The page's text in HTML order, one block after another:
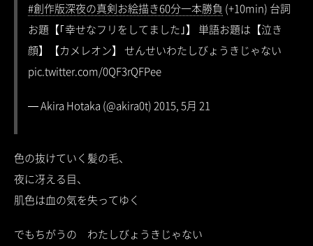
#創作版深夜の真剣お絵描き60分一本勝負 (+10min) 台詞
お題【｢幸せなフリをしてました｣】 単語お題は【泣き
顔】【カメレオン】 せんせいわたしびょうきじゃない
pic.twitter.com/0QF3rQFPee
— Akira Hotaka (@akira0t) 2015, 5月 21
色の抜けていく髪の毛、
夜に冴える目、
肌色は血の気を失ってゆく
でもちがうの わたしびょうきじゃない